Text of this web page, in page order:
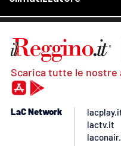
Scarica tutte le nostre
LaC Network
lactv.it